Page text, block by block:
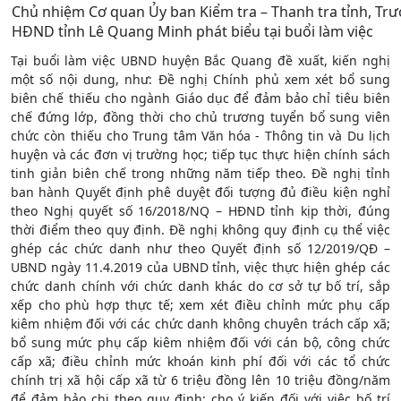
Chủ nhiệm Cơ quan Ủy ban Kiểm tra – Thanh tra tỉnh,
HĐND tỉnh Lê Quang Minh phát biểu tại buổi làm việc
Tại buổi làm việc UBND huyện Bắc Quang đề xuất, kiến nghị
một số nội dung, như: Đề nghị Chính phủ xem xét bổ sung
biên chế thiếu cho ngành Giáo dục để đảm bảo chỉ tiêu biên
chế đứng lớp, đồng thời cho chủ trương tuyển bổ sung viên
chức còn thiếu cho Trung tâm Văn hóa - Thông tin và Du lịch
huyện và các đơn vị trường học; tiếp tục thực hiện chính sách
tinh giản biên chế trong những năm tiếp theo. Đề nghị tỉnh
ban hành Quyết định phê duyệt đối tượng đủ điều kiện nghỉ
theo Nghị quyết số 16/2018/NQ – HĐND tỉnh kịp thời, đúng
thời điểm theo quy định. Đề nghị không quy định cụ thể việc
ghép các chức danh như theo Quyết định số 12/2019/QĐ –
UBND ngày 11.4.2019 của UBND tỉnh, việc thực hiện ghép các
chức danh chính với chức danh khác do cơ sở tự bố trí, sắp
xếp cho phù hợp thực tế; xem xét điều chỉnh mức phụ cấp
kiêm nhiệm đối với các chức danh không chuyên trách cấp xã;
bổ sung mức phụ cấp kiêm nhiệm đối với cán bộ, công chức
cấp xã; điều chỉnh mức khoán kinh phí đối với các tổ chức
chính trị xã hội cấp xã từ 6 triệu đồng lên 10 triệu đồng/năm